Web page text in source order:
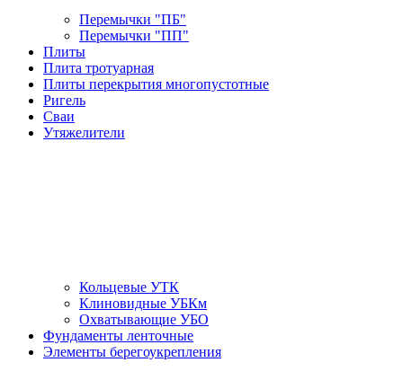
Перемычки "ПБ"
Перемычки "ПП"
Плиты
Плита тротуарная
Плиты перекрытия многопустотные
Ригель
Сваи
Утяжелители
Кольцевые УТК
Клиновидные УБКм
Охватывающие УБО
Фундаменты ленточные
Элементы берегоукрепления